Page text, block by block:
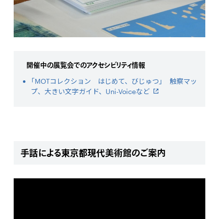
開催中の展覧会でのアクセシビリティ情報
「MOTコレクション はじめて、びじゅつ」 触察マッ
プ、大きい文字ガイド、Uni-Voiceなど
手話による東京都現代美術館のご案内